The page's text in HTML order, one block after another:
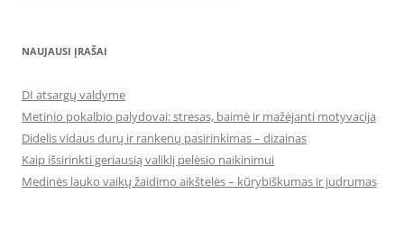
NAUJAUSI ĮRAŠAI
DI atsargų valdyme
Metinio pokalbio palydovai: stresas, baimė ir mažėjanti motyvacija
Didelis vidaus durų ir rankenų pasirinkimas – dizainas
Kaip išsirinkti geriausią valiklį pelėsio naikinimui
Medinės lauko vaikų žaidimo aikštelės – kūrybiškumas ir judrumas